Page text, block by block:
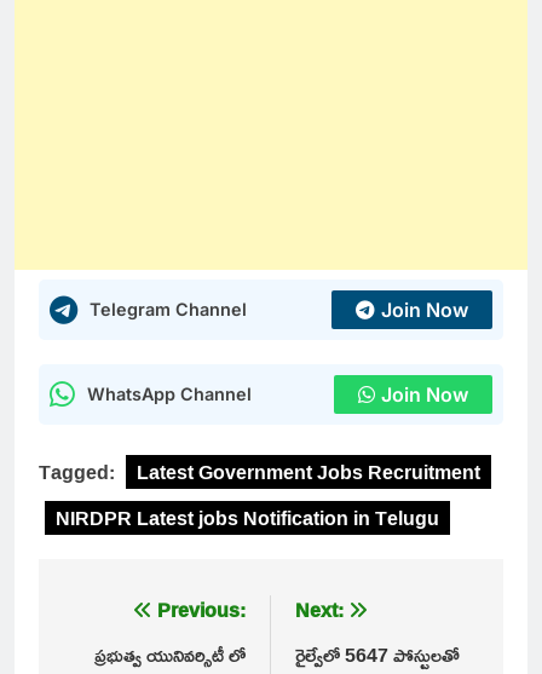
Telegram Channel Join Now
WhatsApp Channel Join Now
Tagged:
Latest Government Jobs Recruitment
NIRDPR Latest jobs Notification in Telugu
navigation
Previous:
ప్రభుత్వ యునివర్సిటీ లో
Next:
రైల్వేలో 5647 పోస్టులతో